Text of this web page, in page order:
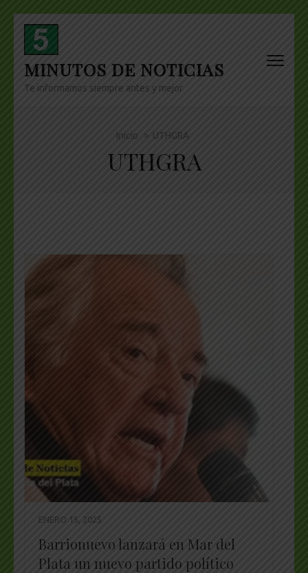
Skip
content
(Press
Enter)
MINUTOS DE NOTICIAS
Te informamos siempre antes y mejor
Inicio > UTHGRA
UTHGRA
ENERO 15, 2025
Barrionuevo lanzará en Mar del
Plata un nuevo partido político